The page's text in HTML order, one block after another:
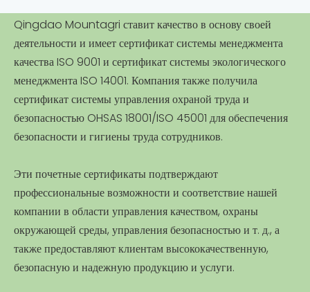
Qingdao Mountagri ставит качество в основу своей
деятельности и имеет сертификат системы менеджмента
качества ISO 9001 и сертификат системы экологического
менеджмента ISO 14001. Компания также получила
сертификат системы управления охраной труда и
безопасностью OHSAS 18001/ISO 45001 для обеспечения
безопасности и гигиены труда сотрудников.
Эти почетные сертификаты подтверждают
профессиональные возможности и соответствие нашей
компании в области управления качеством, охраны
окружающей среды, управления безопасностью и т. д., а
также предоставляют клиентам высококачественную,
безопасную и надежную продукцию и услуги.